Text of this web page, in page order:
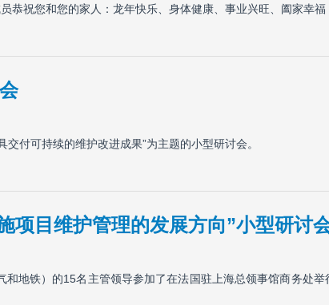
恭祝您和您的家人：龙年快乐、身体健康、事业兴旺、阖家幸福
付可持续的维护改进成果”为主题的小型研讨会。
项目维护管理的发展方向”小型研讨
地铁）的15名主管领导参加了在法国驻上海总领事馆商务处